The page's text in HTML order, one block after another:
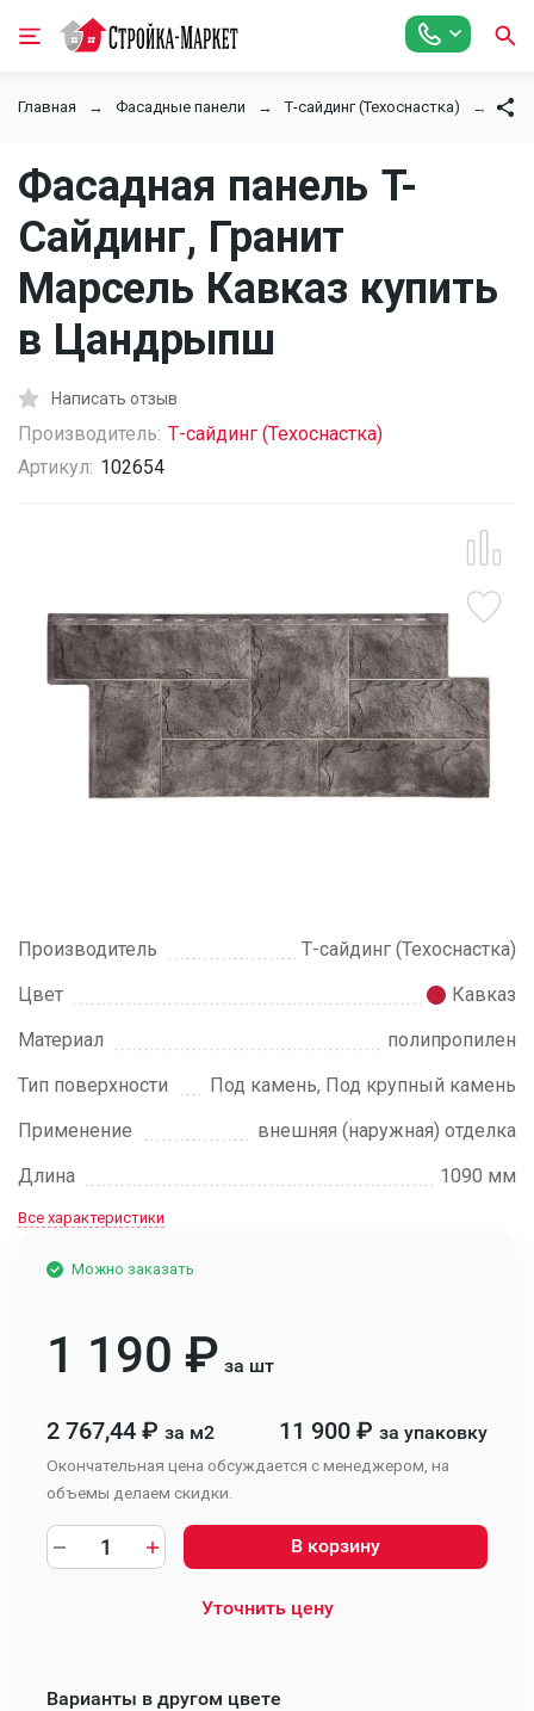
Главная Фасадные панели Т-сайдинг (Техоснастка)
Фасадная панель T-
Сайдинг, Гранит
Марсель Кавказ купить
в Цандрыпш
Написать отзыв
Производитель: Т-сайдинг (Техоснастка)
Артикул: 102654
Производитель
Т-сайдинг (Техоснастка)
Цвет
Кавказ
Материал
полипропилен
Тип поверхности
Под камень, Под крупный камень
Применение
внешняя (наружная) отделка
Длина
1090 мм
Все характеристики
Можно заказать
1 190 ₽ за шт
2 767,44 ₽ за м2 11 900 ₽ за упаковку
Окончательная цена обсуждается с менеджером, на
объемы делаем скидки.
В корзину
Уточнить цену
Варианты в другом цвете